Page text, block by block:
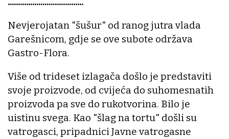
Nevjerojatan "šušur" od ranog jutra vlada
Garešnicom, gdje se ove subote održava
Gastro-Flora.
Više od trideset izlagača došlo je predstaviti
svoje proizvode, od cvijeća do suhomesnatih
proizvoda pa sve do rukotvorina. Bilo je
uistinu svega. Kao "šlag na tortu" došli su
vatrogasci, pripadnici Javne vatrogasne